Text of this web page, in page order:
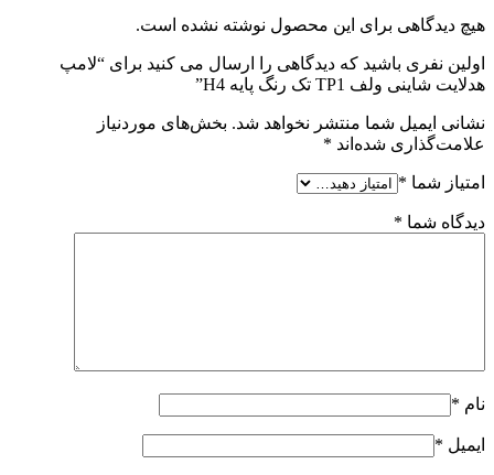
هیچ دیدگاهی برای این محصول نوشته نشده است.
اولین نفری باشید که دیدگاهی را ارسال می کنید برای “لامپ
هدلایت شاینی ولف TP1 تک رنگ پایه H4”
نشانی ایمیل شما منتشر نخواهد شد. بخش‌های موردنیاز
علامت‌گذاری شده‌اند *
امتیاز شما *
دیدگاه شما *
نام *
ایمیل *